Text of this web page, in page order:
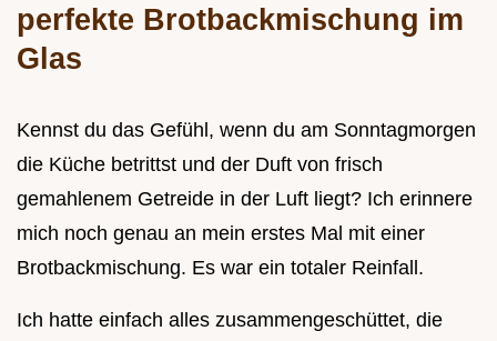
perfekte Brotbackmischung im
Glas
Kennst du das Gefühl, wenn du am Sonntagmorgen
die Küche betrittst und der Duft von frisch
gemahlenem Getreide in der Luft liegt? Ich erinnere
mich noch genau an mein erstes Mal mit einer
Brotbackmischung. Es war ein totaler Reinfall.
Ich hatte einfach alles zusammengeschüttet, die